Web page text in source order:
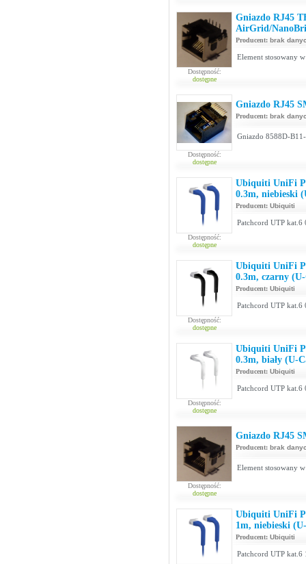
Dostępność:
dostępne
Gniazdo RJ45
AirGrid/
Producent: brak
Element stosowany
Dostępność:
dostępne
Gniazdo RJ45
Producent: brak
Gniazdo 8588D-
Dostępność:
dostępne
Ubiquiti UniFi
0.3m, niebieski
Producent: Ubiquiti
Patchcord UTP
Dostępność:
dostępne
Ubiquiti UniFi
0.3m, czarny
Producent: Ubiquiti
Patchcord UTP kat.6
Dostępność:
dostępne
Ubiquiti UniFi
0.3m, biały (U-
Producent: Ubiquiti
Patchcord UTP kat.6
Dostępność:
dostępne
Gniazdo RJ45
Producent: brak
Element stosowany
Ubiquiti UniFi
1m, niebieski
Producent: Ubiquiti
Patchcord UTP kat.6